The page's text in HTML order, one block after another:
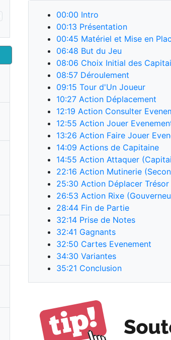
00:00 Intro
00:13 Présentation
00:45 Matériel et Mise en
06:48 But du Jeu
08:06 Choix Initial des
08:57 Déroulement
09:15 Tour d'Un Joueur
10:27 Action Déplacement
12:19 Action Consulter
12:55 Action Jouer
13:26 Action Faire Jouer
14:09 Actions de Capitaine
14:55 Action Attaquer
22:16 Action Mutinerie
25:30 Action Déplacer Trésor
26:53 Action Rixe
28:44 Fin de Partie
32:14 Prise de Notes
32:41 Gagnants
32:50 Cartes Evenement
34:30 Variantes
35:21 Conclusion